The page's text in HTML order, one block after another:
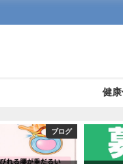
健
ブログ